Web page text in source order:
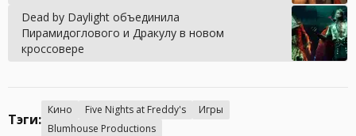
Dead by Daylight объединила
Пирамидоглового и Дракулу в новом
кроссовере
Тэги:
Кино Five Nights at Freddy's
Игры
Blumhouse Productions